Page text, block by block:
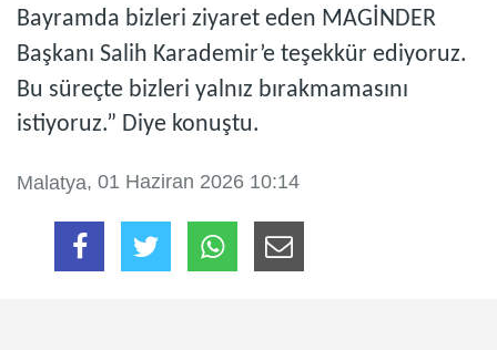
Bayramda bizleri ziyaret eden MAGİNDER
Başkanı Salih Karademir’e teşekkür ediyoruz.
Bu süreçte bizleri yalnız bırakmamasını
istiyoruz.” Diye konuştu.
Malatya, 01 Haziran 2026 10:14